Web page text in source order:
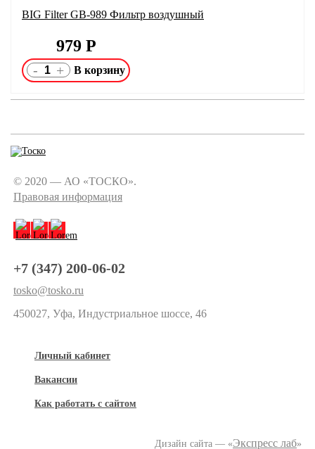
BIG Filter GB-989 Фильтр воздушный
979 Р
- +
© 2020 — АО «ТОСКО».
Правовая информация
+7 (347) 200-06-02
tosko@tosko.ru
450027, Уфа, Индустриальное шоссе, 46
Личный кабинет
Вакансии
Как работать с сайтом
Дизайн сайта — «Экспресс лаб»